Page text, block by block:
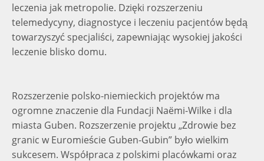
leczenia jak metropolie. Dzięki rozszerzeniu
telemedycyny, diagnostyce i leczeniu pacjentów będą
towarzyszyć specjaliści, zapewniając wysokiej jakości
leczenie blisko domu.
Rozszerzenie polsko-niemieckich projektów ma
ogromne znaczenie dla Fundacji Naëmi-Wilke i dla
miasta Guben. Rozszerzenie projektu „Zdrowie bez
granic w Euromieście Guben-Gubin” było wielkim
sukcesem. Współpraca z polskimi placówkami oraz